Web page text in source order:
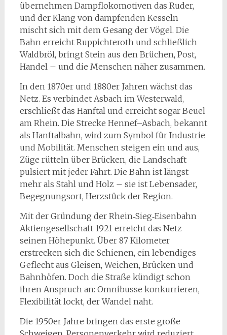
übernehmen Dampflokomotiven das Ruder,
und der Klang von dampfenden Kesseln
mischt sich mit dem Gesang der Vögel. Die
Bahn erreicht Ruppichteroth und schließlich
Waldbröl, bringt Stein aus den Brüchen, Post,
Handel – und die Menschen näher zusammen.
In den 1870er und 1880er Jahren wächst das
Netz. Es verbindet Asbach im Westerwald,
erschließt das Hanftal und erreicht sogar Beuel
am Rhein. Die Strecke Hennef–Asbach, bekannt
als Hanftalbahn, wird zum Symbol für Industrie
und Mobilität. Menschen steigen ein und aus,
Züge rütteln über Brücken, die Landschaft
pulsiert mit jeder Fahrt. Die Bahn ist längst
mehr als Stahl und Holz – sie ist Lebensader,
Begegnungsort, Herzstück der Region.
Mit der Gründung der Rhein‑Sieg‑Eisenbahn
Aktiengesellschaft 1921 erreicht das Netz
seinen Höhepunkt. Über 87 Kilometer
erstrecken sich die Schienen, ein lebendiges
Geflecht aus Gleisen, Weichen, Brücken und
Bahnhöfen. Doch die Straße kündigt schon
ihren Anspruch an: Omnibusse konkurrieren,
Flexibilität lockt, der Wandel naht.
Die 1950er Jahre bringen das erste große